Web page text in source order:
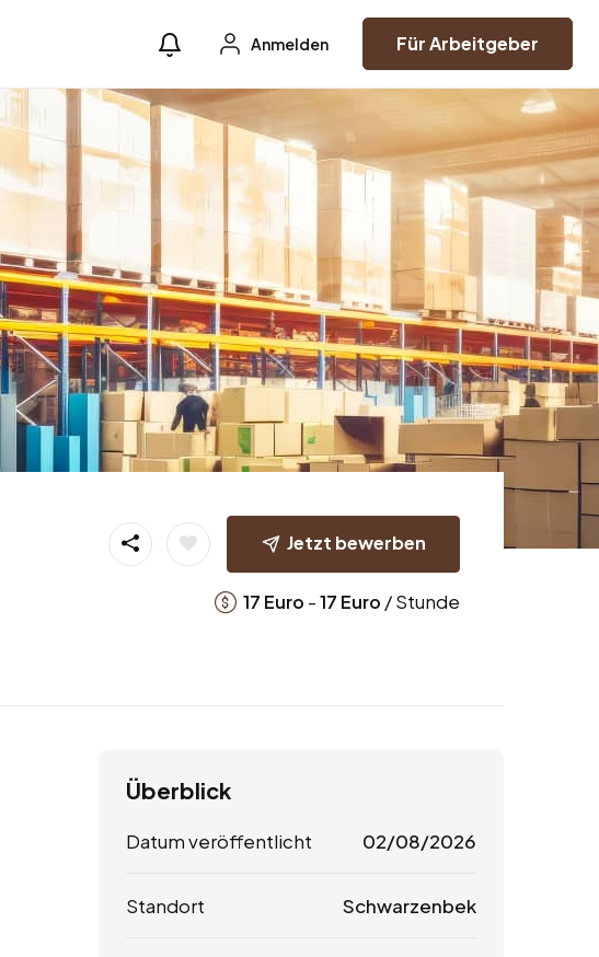
Anmelden Für Arbeitgeber
Jetzt bewerben
17 Euro -17 Euro / Stunde
Überblick
Datum veröffentlicht 02/08/2026
Standort Schwarzenbek